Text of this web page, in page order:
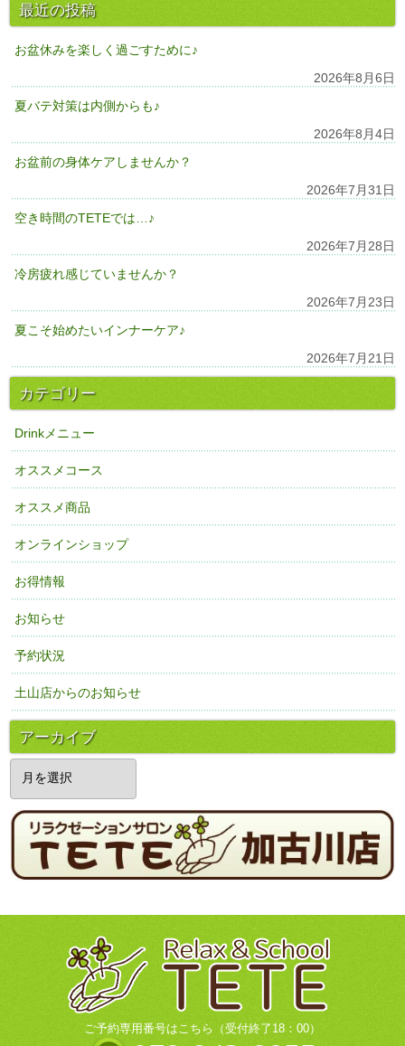
最近の投稿
お盆休みを楽しく過ごすために♪
2026年8月6日
夏バテ対策は内側からも♪
2026年8月4日
お盆前の身体ケアしませんか？
2026年7月31日
空き時間のTETEでは…♪
2026年7月28日
冷房疲れ感じていませんか？
2026年7月23日
夏こそ始めたいインナーケア♪
2026年7月21日
カテゴリー
Drinkメニュー
オススメコース
オススメ商品
オンラインショップ
お得情報
お知らせ
予約状況
土山店からのお知らせ
アーカイブ
イ
ご予約専用番号はこちら（受付終了18：00）